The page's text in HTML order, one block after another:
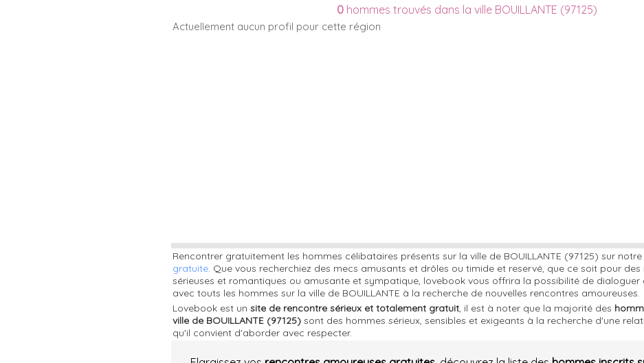
0 hommes trouvés dans la ville BOUILLANTE (97125)
Actuellement aucun profil pour cette région
Rencontrer gratuitement les hommes célibataires présents sur la ville de BOUILLANTE (97125) sur notre
gratuite. Que vous recherchiez des mecs amusants et drôles ou timide et reservé, que ce soit pour
sérieuses et romantiques ou amusante et sympatique, lovebook vous offrira la possibilité de
avec touts les hommes sur la ville de BOUILLANTE à la recherche de nouvelles rencontres amoureuses.
Lovebook est un site de rencontre sérieux et totalement gratuit, il est à noter que la majorité des
ville de BOUILLANTE (97125) sont des hommes sérieux, sensibles et exigeants à la recherche d'une
qu'il convient d'aborder avec respecter.